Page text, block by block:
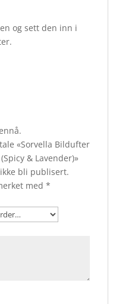
og sett den inn i
«Sorvella Bildufter
& Lavender)»
bli publisert.
med *